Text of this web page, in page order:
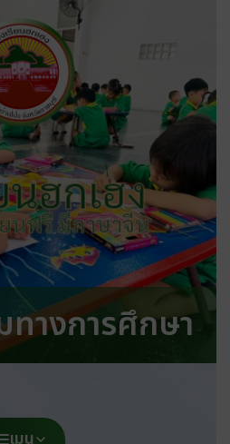
นฮกเฮง
ยนฟรี มีภาษาจีน
างการศึกษา
เมนู